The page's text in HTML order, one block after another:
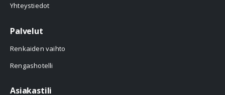
Yhteystiedot
Palvelut
Renkaiden vaihto
Rengashotelli
Asiakastili